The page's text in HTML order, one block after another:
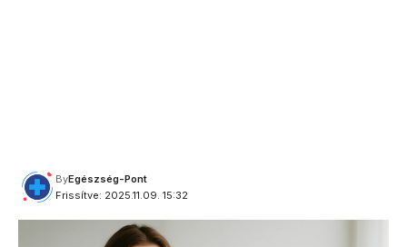
Frissítve: 2025.11.09. 15:32
ByEgészség-Pont